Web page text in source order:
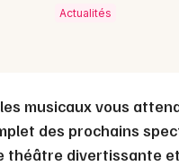
Actualités
musicaux vous
des prochains
théâtre divertissante